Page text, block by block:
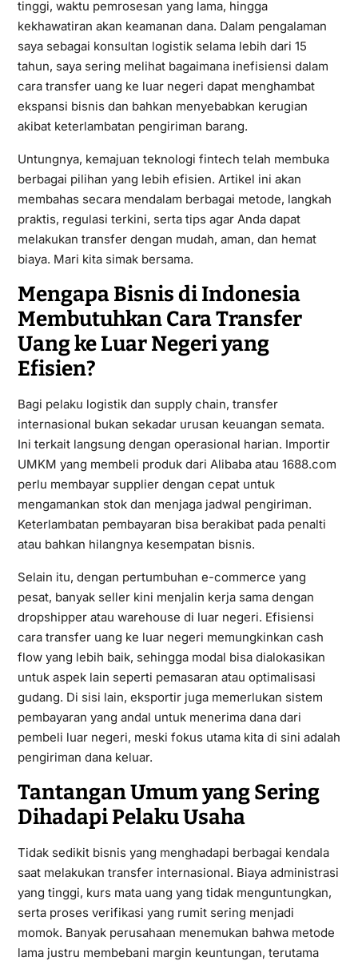
tinggi, waktu pemrosesan yang lama, hingga
kekhawatiran akan keamanan dana. Dalam pengalaman
saya sebagai konsultan logistik selama lebih dari 15
tahun, saya sering melihat bagaimana inefisiensi dalam
cara transfer uang ke luar negeri dapat menghambat
ekspansi bisnis dan bahkan menyebabkan kerugian
akibat keterlambatan pengiriman barang.
Untungnya, kemajuan teknologi fintech telah membuka
berbagai pilihan yang lebih efisien. Artikel ini akan
membahas secara mendalam berbagai metode, langkah
praktis, regulasi terkini, serta tips agar Anda dapat
melakukan transfer dengan mudah, aman, dan hemat
biaya. Mari kita simak bersama.
Mengapa Bisnis di Indonesia
Membutuhkan Cara Transfer
Uang ke Luar Negeri yang
Efisien?
Bagi pelaku logistik dan supply chain, transfer
internasional bukan sekadar urusan keuangan semata.
Ini terkait langsung dengan operasional harian. Importir
UMKM yang membeli produk dari Alibaba atau 1688.com
perlu membayar supplier dengan cepat untuk
mengamankan stok dan menjaga jadwal pengiriman.
Keterlambatan pembayaran bisa berakibat pada penalti
atau bahkan hilangnya kesempatan bisnis.
Selain itu, dengan pertumbuhan e-commerce yang
pesat, banyak seller kini menjalin kerja sama dengan
dropshipper atau warehouse di luar negeri. Efisiensi
cara transfer uang ke luar negeri memungkinkan cash
flow yang lebih baik, sehingga modal bisa dialokasikan
untuk aspek lain seperti pemasaran atau optimalisasi
gudang. Di sisi lain, eksportir juga memerlukan sistem
pembayaran yang andal untuk menerima dana dari
pembeli luar negeri, meski fokus utama kita di sini adalah
pengiriman dana keluar.
Tantangan Umum yang Sering
Dihadapi Pelaku Usaha
Tidak sedikit bisnis yang menghadapi berbagai kendala
saat melakukan transfer internasional. Biaya administrasi
yang tinggi, kurs mata uang yang tidak menguntungkan,
serta proses verifikasi yang rumit sering menjadi
momok. Banyak perusahaan menemukan bahwa metode
lama justru membebani margin keuntungan, terutama